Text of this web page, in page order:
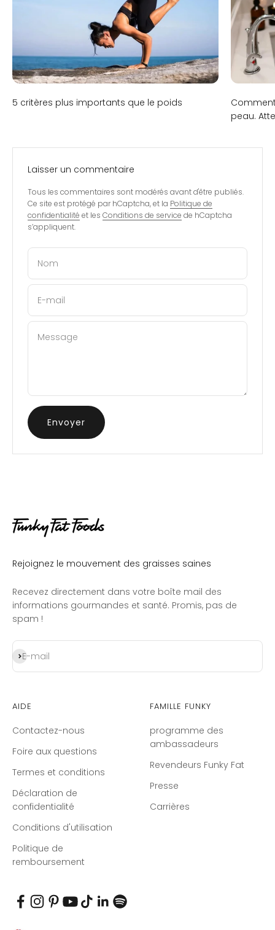
5 critères plus importants que le poids
peau.
Laisser un commentaire
Tous les commentaires sont modérés avant d'être publiés.
Ce site est protégé par hCaptcha, et la Politique de
confidentialité et les Conditions de service de hCaptcha
s’appliquent.
Nom
E-mail
Message
Envoyer
Rejoignez le mouvement des graisses saines
Recevez directement dans votre boîte mail des
informations gourmandes et santé. Promis, pas de
spam !
E-mail
S'inscrire
Aide
Contactez-nous
Foire aux questions
Termes et conditions
Déclaration de
confidentialité
Conditions d'utilisation
Politique de
remboursement
Famille Funky
programme des
ambassadeurs
Revendeurs Funky Fat
Presse
Carrières